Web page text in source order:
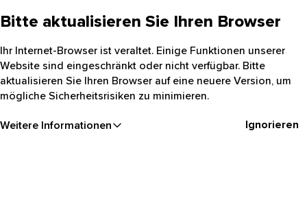
Bitte aktualisieren Sie Ihren Browser
Ihr Internet-Browser ist veraltet. Einige Funktionen unserer
Website sind eingeschränkt oder nicht verfügbar. Bitte
aktualisieren Sie Ihren Browser auf eine neuere Version, um
mögliche Sicherheitsrisiken zu minimieren.
Weitere Informationen Ignorieren